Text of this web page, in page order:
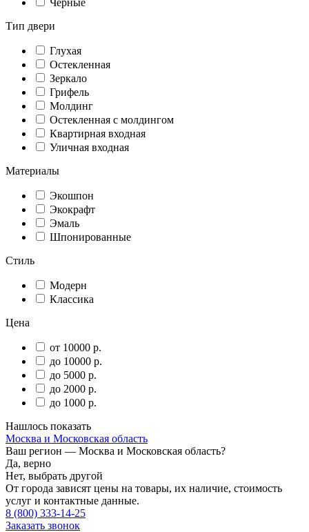
Черные
Тип двери
Глухая
Остекленная
Зеркало
Грифель
Молдинг
Остекленная с молдингом
Квартирная входная
Уличная входная
Материалы
Экошпон
Экокрафт
Эмаль
Шпонированные
Стиль
Модерн
Классика
Цена
от 10000 р.
до 10000 р.
до 5000 р.
до 2000 р.
до 1000 р.
Нашлось показать
Москва и Московская область
Ваш регион — Москва и Московская область?
Да, верно
Нет, выбрать другой
От города зависят цены на товары, их наличие, стоимость
услуг и контактные данные.
8 (800) 333-14-25
Заказать звонок